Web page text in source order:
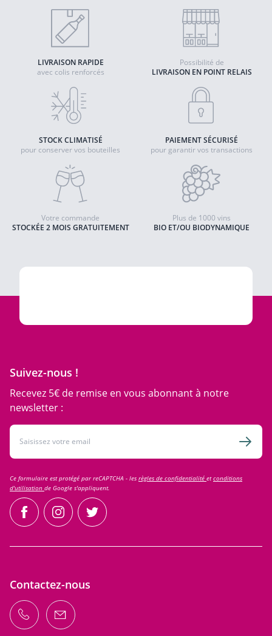
LIVRAISON RAPIDE
avec colis renforcés
LIVRAISON EN POINT RELAIS
Possibilité de
STOCK CLIMATISÉ
pour conserver vos bouteilles
PAIEMENT SÉCURISÉ
pour garantir vos transactions
STOCKÉE 2 MOIS GRATUITEMENT
Votre commande
BIO ET/OU BIODYNAMIQUE
Plus de 1000 vins
Suivez-nous !
Recevez 5€ de remise en vous abonnant à notre
newsletter :
Adresse email
Ce formulaire est protégé par reCAPTCHA - les règles de confidentialité etconditions
d'utilisation de Google s'appliquent.
facebookinstagramtwitter
Contactez-nous